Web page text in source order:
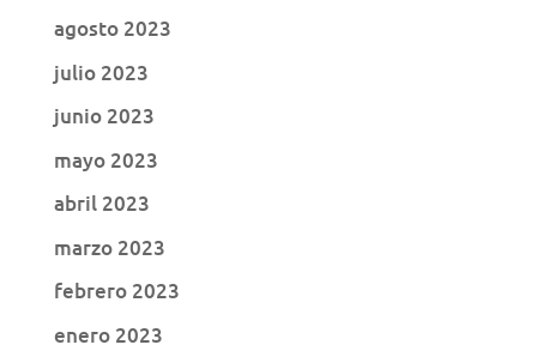
agosto 2023
julio 2023
junio 2023
mayo 2023
abril 2023
marzo 2023
febrero 2023
enero 2023